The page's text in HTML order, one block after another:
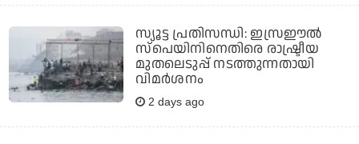
സ്യൂട്ട പ്രതിസന്ധി: ഇസ്രഈല്‍
സ്‌പെയിനിനെതിരെ രാഷ്ട്രീയ
മുതലെടുപ്പ് നടത്തുന്നതായി
വിമര്‍ശനം
2 days ago